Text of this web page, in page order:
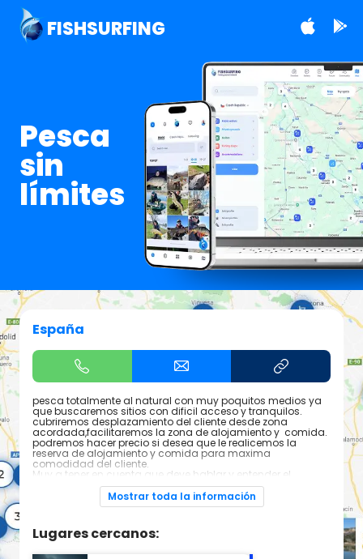
FISHSURFING
Pesca
sin
límites
España
pesca totalmente al natural con muy poquitos medios ya
que buscaremos sitios con dificil acceso y tranquilos.
cubriremos desplazamiento del cliente desde zona
acordada,facilitaremos la zona de alojamiento y comida.
podremos hacer precio si desea que le realicemos la
reserva de alojamiento y comida para maxima
comodidad del cliente.
Muy a tener en cuenta que deve hablar y entender el
Español ya que no disponemos de momento de tal
persona acreditada ,un cordial saludo.
kike rodriguez Aguera.tlf 626930662
Mostrar toda la información
Lugares cercanos: